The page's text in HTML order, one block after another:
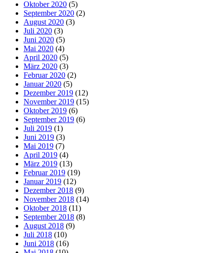
Oktober 2020 (5)
September 2020 (2)
August 2020 (3)
Juli 2020 (3)
Juni 2020 (5)
Mai 2020 (4)
April 2020 (5)
März 2020 (3)
Februar 2020 (2)
Januar 2020 (5)
Dezember 2019 (12)
November 2019 (15)
Oktober 2019 (6)
September 2019 (6)
Juli 2019 (1)
Juni 2019 (3)
Mai 2019 (7)
April 2019 (4)
März 2019 (13)
Februar 2019 (19)
Januar 2019 (12)
Dezember 2018 (9)
November 2018 (14)
Oktober 2018 (11)
September 2018 (8)
August 2018 (9)
Juli 2018 (10)
Juni 2018 (16)